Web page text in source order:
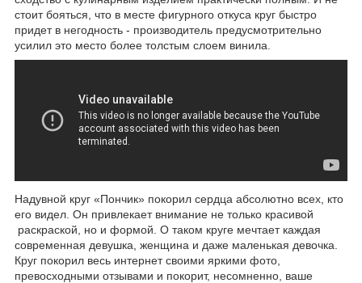
стоит бояться, что в месте фигурного откуса круг быстро
придет в негодность - производитель предусмотрительно
усилил это место более толстым слоем винила.
Надувной круг «Пончик» покорил сердца абсолютно всех, кто
его видел. Он привлекает внимание не только красивой
раскраской, но и формой. О таком круге мечтает каждая
современная девушка, женщина и даже маленькая девочка.
Круг покорил весь интернет своими яркими фото,
превосходными отзывами и покорит, несомненно, ваше